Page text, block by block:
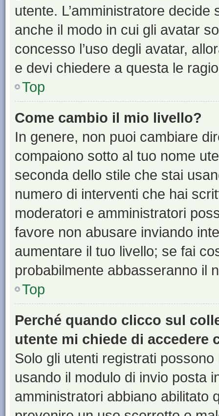
utente. L’amministratore
anche il modo in cui gli avatar
concesso l’uso degli avatar,
e devi chiedere a questa le
Top
Come cambio il mio livello?
In genere, non puoi cambiare
compaiono sotto al tuo nome
seconda dello stile che stai
numero di interventi che hai
moderatori e amministratori
favore non abusare inviando
aumentare il tuo livello; se fai
probabilmente abbasseranno il
Top
Perché quando clicco sul
utente mi chiede di accedere
Solo gli utenti registrati
usando il modulo di invio posta
amministratori abbiano abilitato